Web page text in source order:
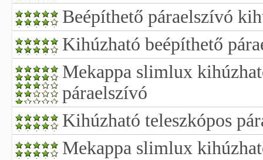
Beépíthető páraelszívó
Kihúzható beépíthető
Mekappa slimlux
páraelszívó
Kihúzható teleszkópos
Mekappa slimlux